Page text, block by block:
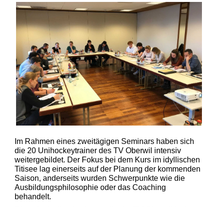
Im Rahmen eines zweitägigen Seminars haben sich
die 20 Unihockeytrainer des TV Oberwil intensiv
weitergebildet. Der Fokus bei dem Kurs im idyllischen
Titisee lag einerseits auf der Planung der kommenden
Saison, anderseits wurden Schwerpunkte wie die
Ausbildungsphilosophie oder das Coaching
behandelt.